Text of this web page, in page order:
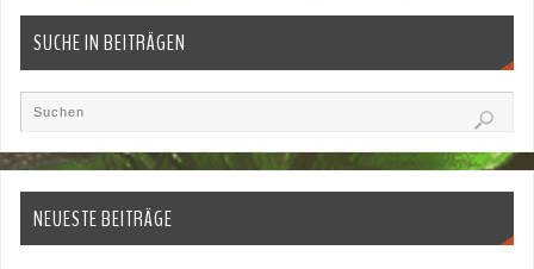
SUCHE IN BEITRÄGEN
NEUESTE BEITRÄGE